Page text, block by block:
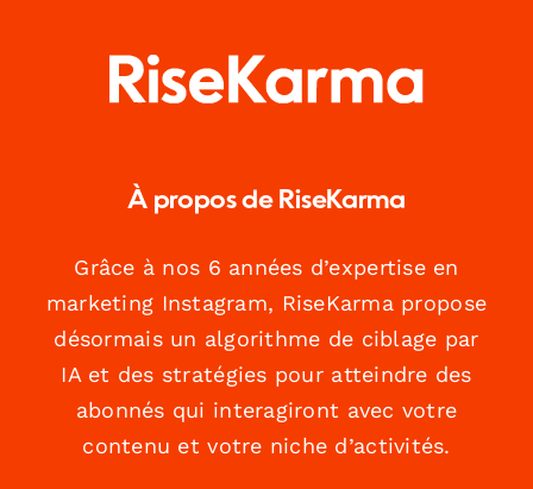
À propos de RiseKarma
Grâce à nos 6 années d’expertise en
marketing Instagram, RiseKarma propose
désormais un algorithme de ciblage par
IA et des stratégies pour atteindre des
abonnés qui interagiront avec votre
contenu et votre niche d’activités.